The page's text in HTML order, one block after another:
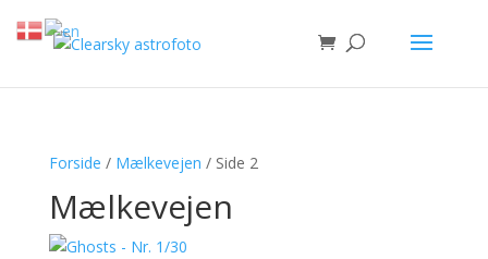
Forside / Mælkevejen / Side 2
Mælkevejen